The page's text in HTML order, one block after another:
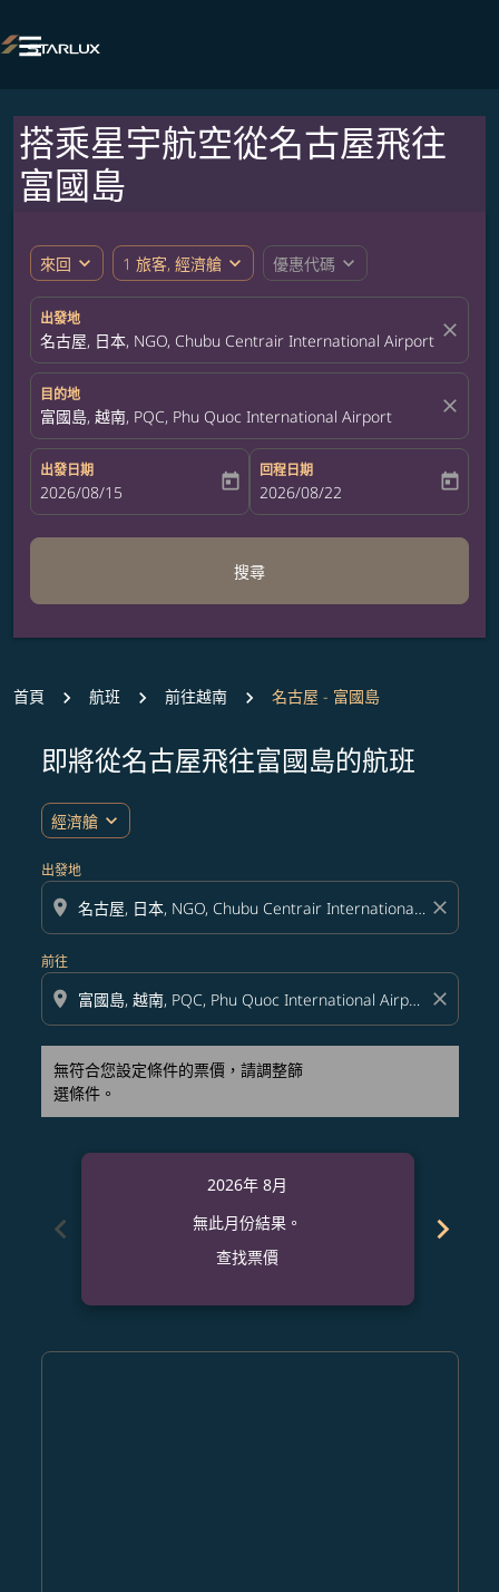

搭乘星宇航空從名古屋飛往
富國島
來回 expand_more 1 旅客, 經濟艙 expand_more 優惠代碼 expand_more
出發地
名古屋, 日本, NGO, Chubu Centrair International Airport close
目的地
富國島, 越南, PQC, Phu Quoc International Airport close
出發日期
fc-booking-departure-date-aria-label
2026/08/15 today
回程日期
fc-booking-return-date-aria-label
2026/08/22 today
搜尋
首頁 航班 前往越南 名古屋 - 富國島
即將從名古屋飛往富國島的航班
經濟艙 expand_more
出發地
location_on close
前往
location_on close
無符合您設定條件的票價，請調整篩
選條件。
無符合您設定條件的票價，請調整篩選條件。
chevron_left
2026年 8月
無此月份結果。
查找票價
chevron_right